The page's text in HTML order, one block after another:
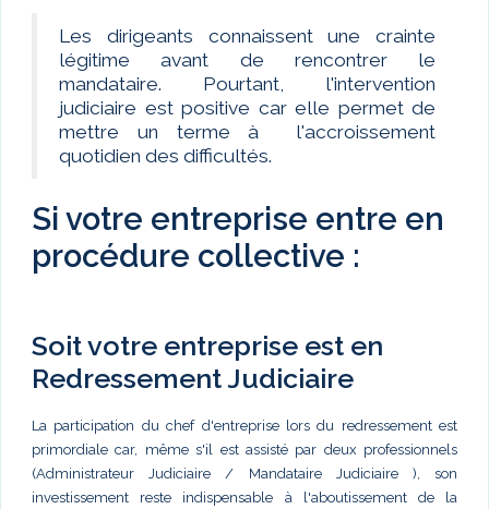
Les dirigeants connaissent une crainte
légitime avant de rencontrer le
mandataire. Pourtant, l'intervention
judiciaire est positive car elle permet de
mettre un terme à l'accroissement
quotidien des difficultés.
Si votre entreprise entre en
procédure collective :
Soit votre entreprise est en
Redressement Judiciaire
La participation du chef d'entreprise lors du redressement est
primordiale car, même s'il est assisté par deux professionnels
(Administrateur Judiciaire / Mandataire Judiciaire ), son
investissement reste indispensable à l'aboutissement de la